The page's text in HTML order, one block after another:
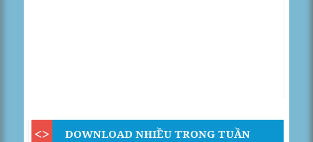
DOWNLOAD NHIỀU TRONG TUẦN